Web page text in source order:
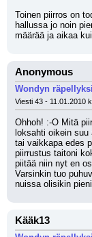
Toinen piirros on
hallussa jo noin
määrää ja aikaa
Anonymous
Wondyn
Viesti 43 - 11.01.2010
Ohhoh! :-O Mitä
loksahti oikein
tai vaikkapa edes
piirrustus taitoni
piitää niin nyt en
Varsinkin tuo
nuissa olisikin
Kääk13